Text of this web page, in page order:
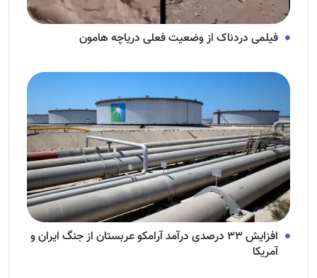
فیلمی دردناک از وضعیت فعلی دریاچه هامون
افزایش ۳۳ درصدی درآمد آرامکو عربستان از جنگ ایران و
آمریکا